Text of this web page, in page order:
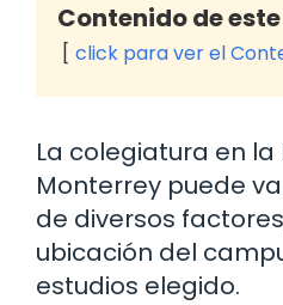
Contenido de
click para ver el
La colegiatura en la
Monterrey puede
de diversos
ubicación del
estudios elegido.